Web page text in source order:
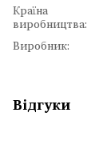
Країна
виробництва:
Виробник:
Відгуки